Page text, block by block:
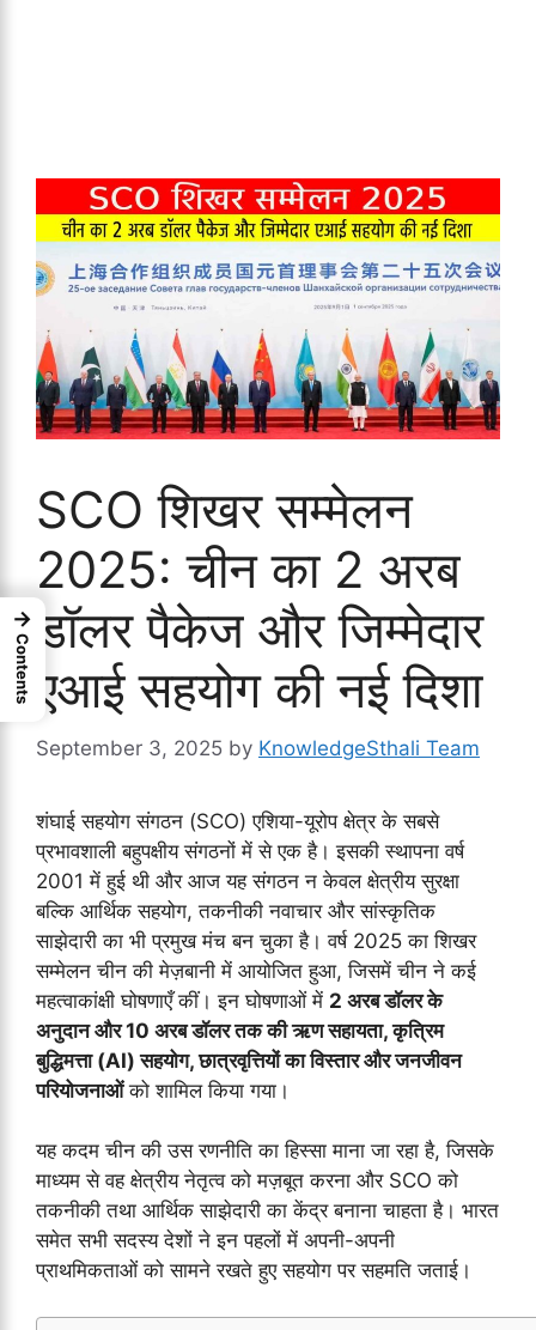
SCO शिखर सम्मेलन
2025: चीन का 2 अरब
डॉलर पैकेज और जिम्मेदार
एआई सहयोग की नई दिशा
September 3, 2025 by KnowledgeSthali Team
शंघाई सहयोग संगठन (SCO) एशिया-यूरोप क्षेत्र के सबसे
प्रभावशाली बहुपक्षीय संगठनों में से एक है। इसकी स्थापना वर्ष
2001 में हुई थी और आज यह संगठन न केवल क्षेत्रीय सुरक्षा
बल्कि आर्थिक सहयोग, तकनीकी नवाचार और सांस्कृतिक
साझेदारी का भी प्रमुख मंच बन चुका है। वर्ष 2025 का शिखर
सम्मेलन चीन की मेज़बानी में आयोजित हुआ, जिसमें चीन ने कई
महत्वाकांक्षी घोषणाएँ कीं। इन घोषणाओं में 2 अरब डॉलर के
अनुदान और 10 अरब डॉलर तक की ऋण सहायता, कृत्रिम
बुद्धिमत्ता (AI) सहयोग, छात्रवृत्तियों का विस्तार और जनजीवन
परियोजनाओंको शामिल किया गया।
यह कदम चीन की उस रणनीति का हिस्सा माना जा रहा है, जिसके
माध्यम से वह क्षेत्रीय नेतृत्व को मज़बूत करना और SCO को
तकनीकी तथा आर्थिक साझेदारी का केंद्र बनाना चाहता है। भारत
समेत सभी सदस्य देशों ने इन पहलों में अपनी-अपनी
प्राथमिकताओं को सामने रखते हुए सहयोग पर सहमति जताई।
→
Contents